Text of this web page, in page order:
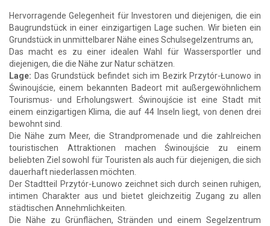
Hervorragende Gelegenheit für Investoren und diejenigen, die ein
Baugrundstück in einer einzigartigen Lage suchen. Wir bieten ein
Grundstück in unmittelbarer Nähe eines Schulsegelzentrums an,
Das macht es zu einer idealen Wahl für Wassersportler und
diejenigen, die die Nähe zur Natur schätzen.
Lage: Das Grundstück befindet sich im Bezirk Przytór-Łunowo in
Świnoujście, einem bekannten Badeort mit außergewöhnlichem
Tourismus- und Erholungswert. Świnoujście ist eine Stadt mit
einem einzigartigen Klima, die auf 44 Inseln liegt, von denen drei
bewohnt sind.
Die Nähe zum Meer, die Strandpromenade und die zahlreichen
touristischen Attraktionen machen Świnoujście zu einem
beliebten Ziel sowohl für Touristen als auch für diejenigen, die sich
dauerhaft niederlassen möchten.
Der Stadtteil Przytór-Łunowo zeichnet sich durch seinen ruhigen,
intimen Charakter aus und bietet gleichzeitig Zugang zu allen
städtischen Annehmlichkeiten.
Die Nähe zu Grünflächen, Stränden und einem Segelzentrum